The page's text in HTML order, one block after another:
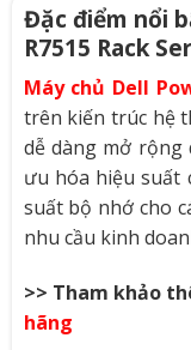
Đặc điểm nổi
R7515 Rack
Máy chủ Dell
trên kiến trúc hệ
dễ dàng mở rộng
ưu hóa hiệu suất
suất bộ nhớ cho
nhu cầu kinh
>> Tham khảo
hãng